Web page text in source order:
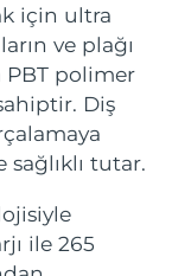
için ultra
ve plağı
PBT polimer
Diş
tutar.
ile 265
the-go
therapy
toothbrush
BAKIM
tarihi
teslim tarihi8/16/26
teslim tarihi8/11/26
teslim tarihi